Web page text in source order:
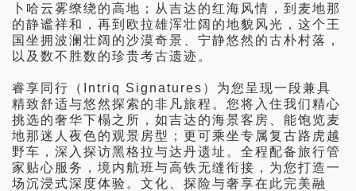
卜哈云雾缭绕的高地；从吉达的红海风情，到麦地那
的静谧祥和，再到欧拉雄浑壮阔的地貌风光，这个王
国坐拥波澜壮阔的沙漠奇景、宁静悠然的古朴村落，
以及数不胜数的珍贵考古遗迹。
睿享同行（Intriq Signatures）为您呈现一段兼具
精致舒适与悠然探索的非凡旅程。您将入住我们精心
挑选的奢华下榻之所，如吉达的海景客房、能饱览麦
地那迷人夜色的观景房型；更可乘坐专属复古路虎越
野车，深入探访黑格拉与达丹遗址。全程配备旅行管
家贴心服务，境内航班与高铁无缝衔接，为您打造一
场沉浸式深度体验。文化、探险与奢享在此完美融